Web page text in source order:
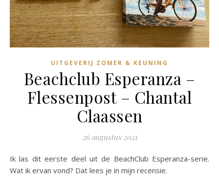
UITGEVERIJ ZOMER & KEUNING
Beachclub Esperanza –
Flessenpost – Chantal
Claassen
26 augustus 2021
Ik las dit eerste deel uit de BeachClub Esperanza-serie.
Wat ik ervan vond? Dat lees je in mijn recensie.